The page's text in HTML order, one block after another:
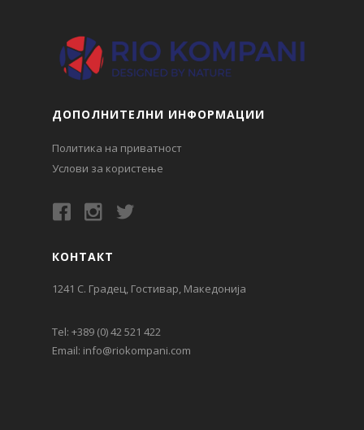
ДОПОЛНИТЕЛНИ ИНФОРМАЦИИ
Политика на приватност
Услови за користење
КОНТАКТ
1241 С. Градец, Гостивар, Македонија
Tel: +389 (0) 42 521 422
Email: info@riokompani.com